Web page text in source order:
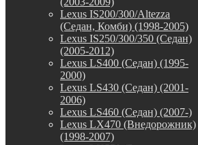
Lexus IS200/300/Altezza
(Седан, Комби) (1998-2005)
Lexus IS250/300/350 (Седан)
(2005-2012)
Lexus LS400 (Седан) (1995-
2000)
Lexus LS430 (Седан) (2001-
2006)
Lexus LS460 (Седан) (2007-)
Lexus LX470 (Внедорожник)
(1998-2007)